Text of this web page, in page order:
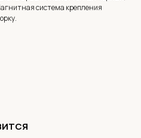
система крепления